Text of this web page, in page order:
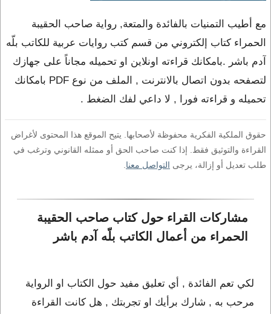
مع أطيب التمنيات بالفائدة والمتعة, رواية صاحب الحقيبة
الحمراء كتاب إلكتروني من قسم كتب روايات عربية للكاتب بلّه
آدم باشر .بامكانك قراءته اونلاين او تحميله مجاناً على جهازك
لتصفحه بدون اتصال بالانترنت , الملف من نوع PDF بامكانك
تحميله و قراءته فورا , لا داعي لفك الضغط .
حقوق الملكية الفكرية محفوظة لأصحابها. يتيح الموقع هذا المحتوى لأغراض
القراءة والتوثيق فقط. إذا كنت صاحب الحق أو ممثله القانوني وترغب في
طلب تعديل أو إزالة، يرجى التواصل معنا
مشاركات القراء حول كتاب صاحب الحقيبة
الحمراء من أعمال الكاتب بلّه آدم باشر
لكي تعم الفائدة , أي تعليق مفيد حول الكتاب او الرواية
مرحب به , شارك برأيك او تجربتك , هل كانت القراءة